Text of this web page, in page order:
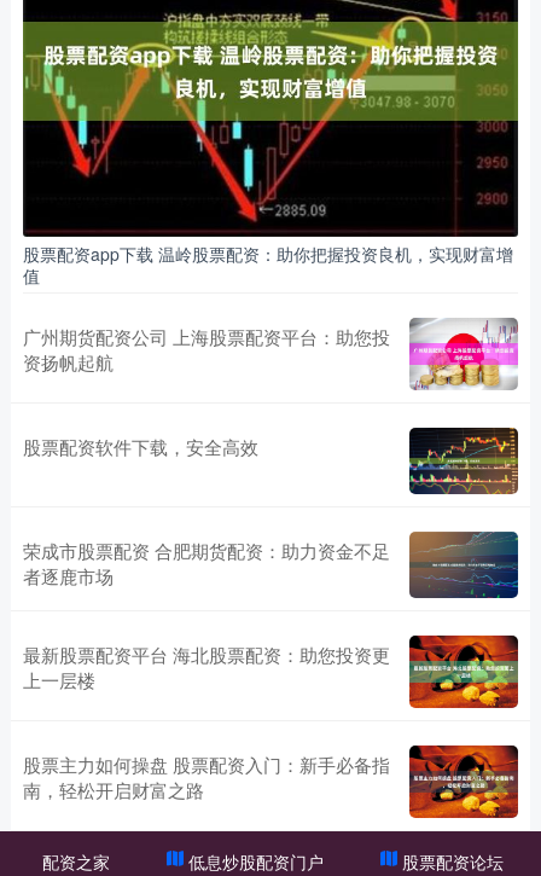
股票配资app下载 温岭股票配资：助你把握投资良机，实现财富增
值
广州期货配资公司 上海股票配资平台：助您投
资扬帆起航
股票配资软件下载，安全高效
荣成市股票配资 合肥期货配资：助力资金不足
者逐鹿市场
最新股票配资平台 海北股票配资：助您投资更
上一层楼
股票主力如何操盘 股票配资入门：新手必备指
南，轻松开启财富之路
配资之家 低息炒股配资门户 股票配资论坛